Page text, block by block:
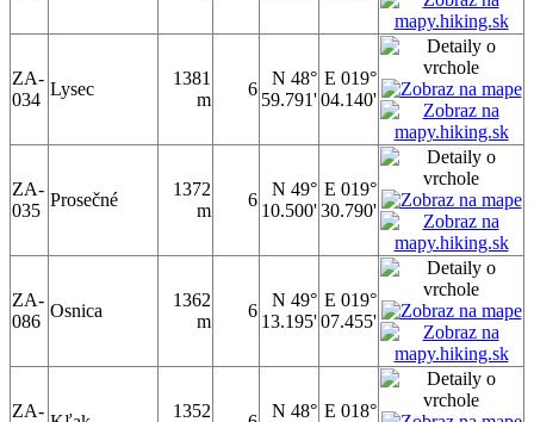
ZA-
034
Lysec
1381
m
6
N 48°
59.791'
E 019°
04.140'
ZA-
035
Prosečné
1372
m
6
N 49°
10.500'
E 019°
30.790'
ZA-
086
Osnica
1362
m
6
N 49°
13.195'
E 019°
07.455'
ZA-
1352
N 48° E 018°